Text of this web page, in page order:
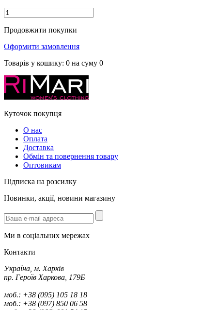
Продовжити покупки
Оформити замовлення
Товарів у кошику: 0 на суму 0
Куточок покупця
О нас
Оплата
Доставка
Обмін та повернення товару
Оптовикам
Підписка на розсилку
Новинки, акції, новини магазину
Ми в соціальних мережах
Контакти
Україна, м. Харків
пр. Героїв Харкова, 179Б
моб.: +38 (095) 105 18 18
моб.: +38 (097) 850 06 58